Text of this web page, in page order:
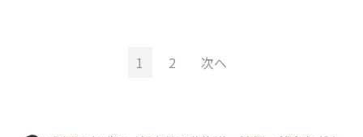
1 2 次へ